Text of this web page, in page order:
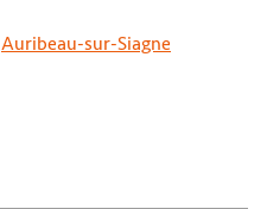
Auribeau-sur-Siagne